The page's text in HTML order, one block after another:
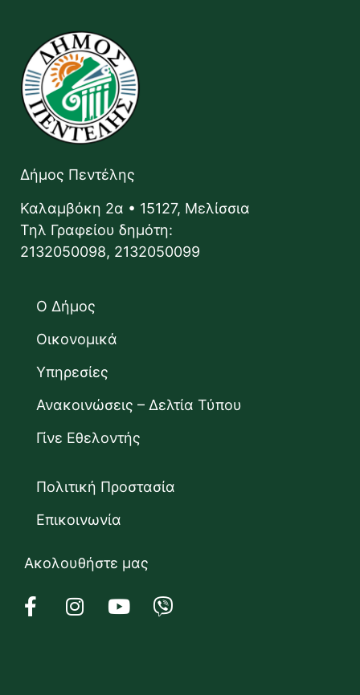
Δήμος Πεντέλης
Καλαμβόκη 2α • 15127, Μελίσσια
Τηλ Γραφείου δημότη:
2132050098, 2132050099
Ο Δήμος
Οικονομικά
Υπηρεσίες
Ανακοινώσεις – Δελτία Τύπου
Γίνε Εθελοντής
Πολιτική Προστασία
Επικοινωνία
Ακολουθήστε μας